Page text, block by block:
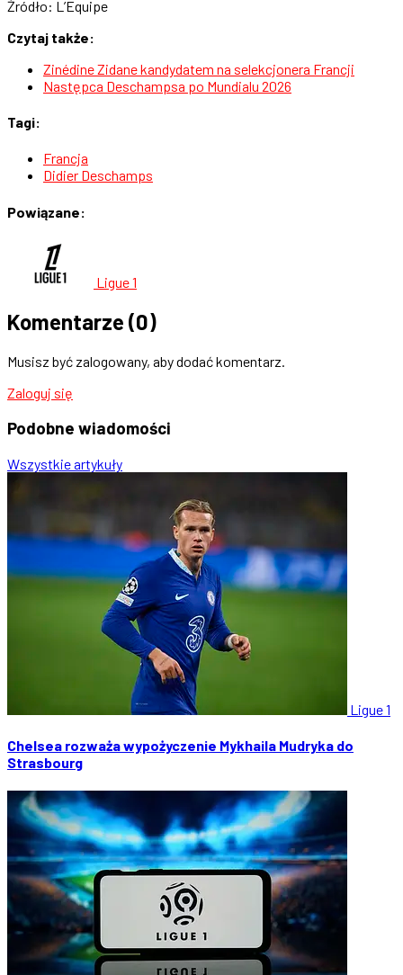
Źródło: L’Equipe
Czytaj także:
Zinédine Zidane kandydatem na selekcjonera Francji
Następca Deschampsa po Mundialu 2026
Tagi:
Francja
Didier Deschamps
Powiązane:
Ligue 1
Komentarze (0)
Musisz być zalogowany, aby dodać komentarz.
Zaloguj się
Podobne wiadomości
Wszystkie artykuły
Ligue 1
Chelsea rozważa wypożyczenie Mykhaila Mudryka do
Strasbourg